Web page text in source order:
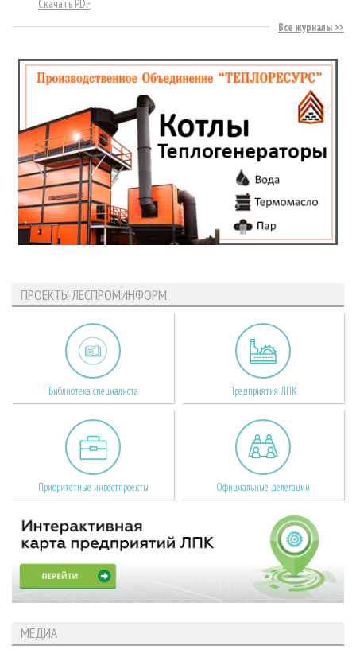
Скачать PDF
Все журналы
ПРОЕКТЫ ЛЕСПРОМИНФОРМ
Библиотека специалиста Предприятия ЛПК
Приоритетные инвестпроекты Официальные делегации
МЕДИА